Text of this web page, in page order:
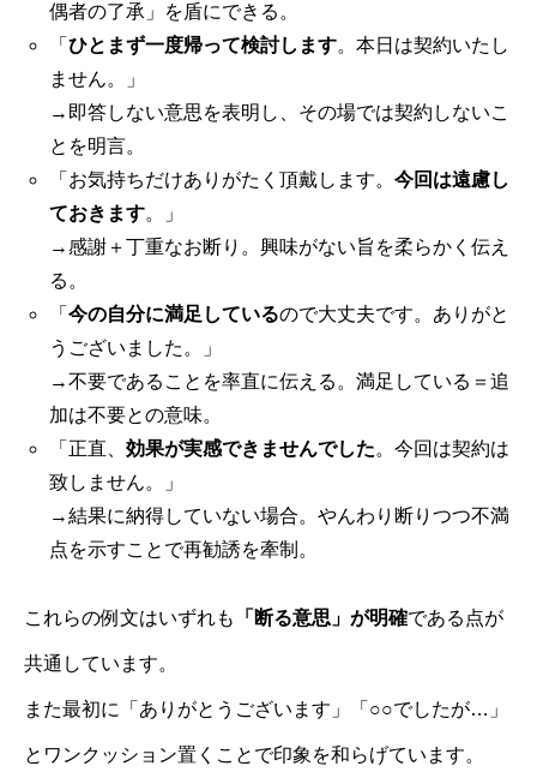
偶者の了承」を盾にできる。
「 ひとまず一度帰って検討します。本日は契約いたし
ません。」
→即答しない意思を表明し、その場では契約しないこ
とを明言。
「お気持ちだけありがたく頂戴します。 今回は遠慮し
ておきます。」
→感謝＋丁重なお断り。興味がない旨を柔らかく伝え
る。
「 今の自分に満足しているので大丈夫です。ありがと
うございました。」
→不要であることを率直に伝える。満足している＝追
加は不要との意味。
「正直、 効果が実感できませんでした。今回は契約は
致しません。」
→結果に納得していない場合。やんわり断りつつ不満
点を示すことで再勧誘を牽制。
これらの例文はいずれも 「断る意思」が明確である点が
共通しています。
また最初に「ありがとうございます」「○○でしたが…」
とワンクッション置くことで印象を和らげています。